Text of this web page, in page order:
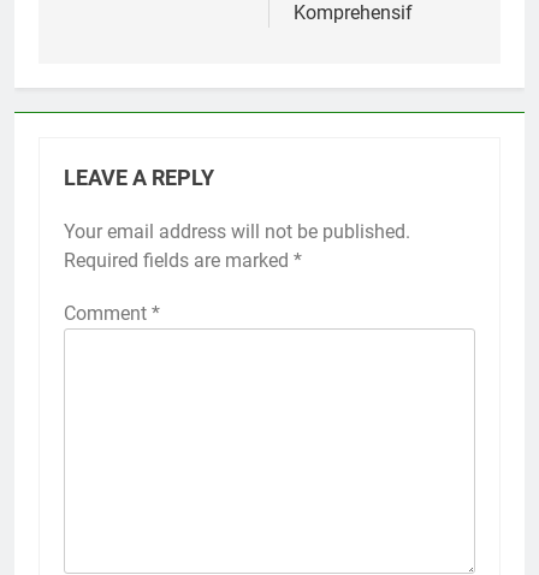
Komprehensif
LEAVE A REPLY
Your email address will not be published.
Required fields are marked *
Comment *